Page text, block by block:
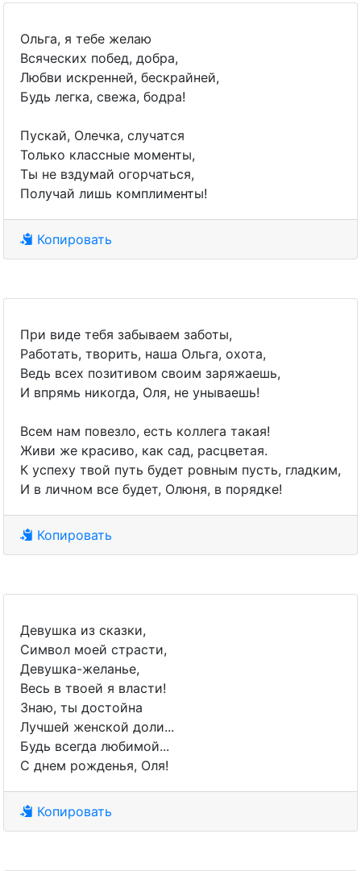
Ольга, я тебе желаю
Всяческих побед, добра,
Любви искренней, бескрайней,
Будь легка, свежа, бодра!
Пускай, Олечка, случатся
Только классные моменты,
Ты не вздумай огорчаться,
Получай лишь комплименты!
Копировать
При виде тебя забываем заботы,
Работать, творить, наша Ольга, охота,
Ведь всех позитивом своим заряжаешь,
И впрямь никогда, Оля, не унываешь!
Всем нам повезло, есть коллега такая!
Живи же красиво, как сад, расцветая.
К успеху твой путь будет ровным пусть, гладким,
И в личном все будет, Олюня, в порядке!
Копировать
Девушка из сказки,
Символ моей страсти,
Девушка-желанье,
Весь в твоей я власти!
Знаю, ты достойна
Лучшей женской доли...
Будь всегда любимой...
С днем рожденья, Оля!
Копировать